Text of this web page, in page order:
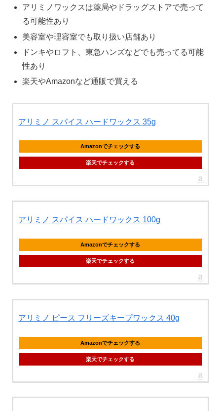
アリミノワックスは薬局やドラッグストアで売って
る可能性あり
美容室や理容室でも取り扱い店舗あり
ドンキやロフト、東急ハンズなどでも売ってる可能
性あり
楽天やAmazonなど通販で買える
アリミノ スパイス ハードワックス 35g
Amazonでチェックする
楽天でチェックする
アリミノ スパイス ハードワックス 100g
Amazonでチェックする
楽天でチェックする
アリミノ ピース フリーズキープワックス 40g
Amazonでチェックする
楽天でチェックする